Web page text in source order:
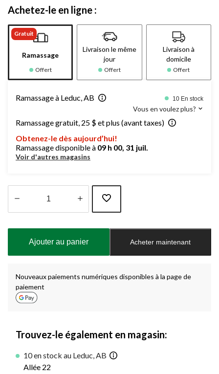
Achetez-le en ligne :
Gratuit
Ramassage
Offert
Livraison le même
jour
Offert
Livraison à
domicile
Offert
Ramassage à Leduc, AB 10 En stock
Vous en voulez plus?
Ramassage gratuit, 25 $ et plus (avant taxes)
Obtenez-le dès aujourd’hui!
Ramassage disponible à 09 h 00, 31 juil.
Voir d'autres magasins
à
Ajouter au panier Acheter maintenant
Nouveaux paiements numériques disponibles à la page de
paiement
Trouvez-le également en magasin:
10 en stock au Leduc, AB
Allée 22